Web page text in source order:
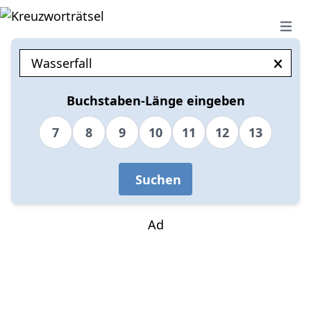
Open
Buchstaben-Länge eingeben
7
8 9 10 11 12 13
Suchen
Ad